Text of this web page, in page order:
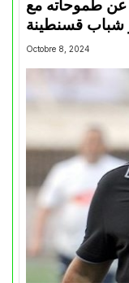
عن طموحاته مع
شباب قسنطينة
Octobre 8, 2024